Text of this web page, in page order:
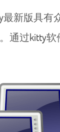
新版具
通过kitty